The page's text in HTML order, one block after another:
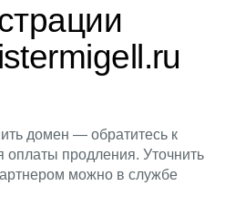
домен — обратитесь к
оплаты продления. Уточнить
можно в службе